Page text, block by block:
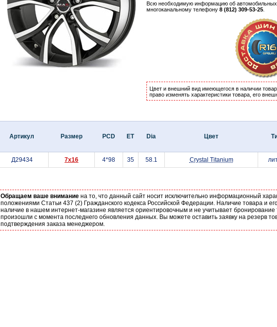
Всю необходимую информацию об автомобильных
многоканальному телефону 8 (812) 309-53-25
Цвет и внешний вид имеющегося в наличии
право изменять характеристики товара, его
Артикул Размер PCD ET Dia Цвет
Д29434 7x16 4*98 35 58.1 Crystal Titanium
Обращаем ваше внимание на то, что данный сайт носит исключительно информационный
положениями Статьи 437 (2) Гражданского кодекса Российской Федерации. Наличие товара и
наличие в нашем интернет-магазине является ориентировочным и не учитывает
произошли с момента последнего обновления данных. Вы можете оставить заявку на резерв
подтверждения заказа менеджером.